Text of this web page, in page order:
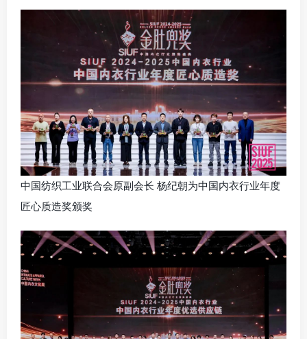
中国纺织工业联合会原副会长 杨纪朝为中国内衣行业年度
匠心质造奖颁奖